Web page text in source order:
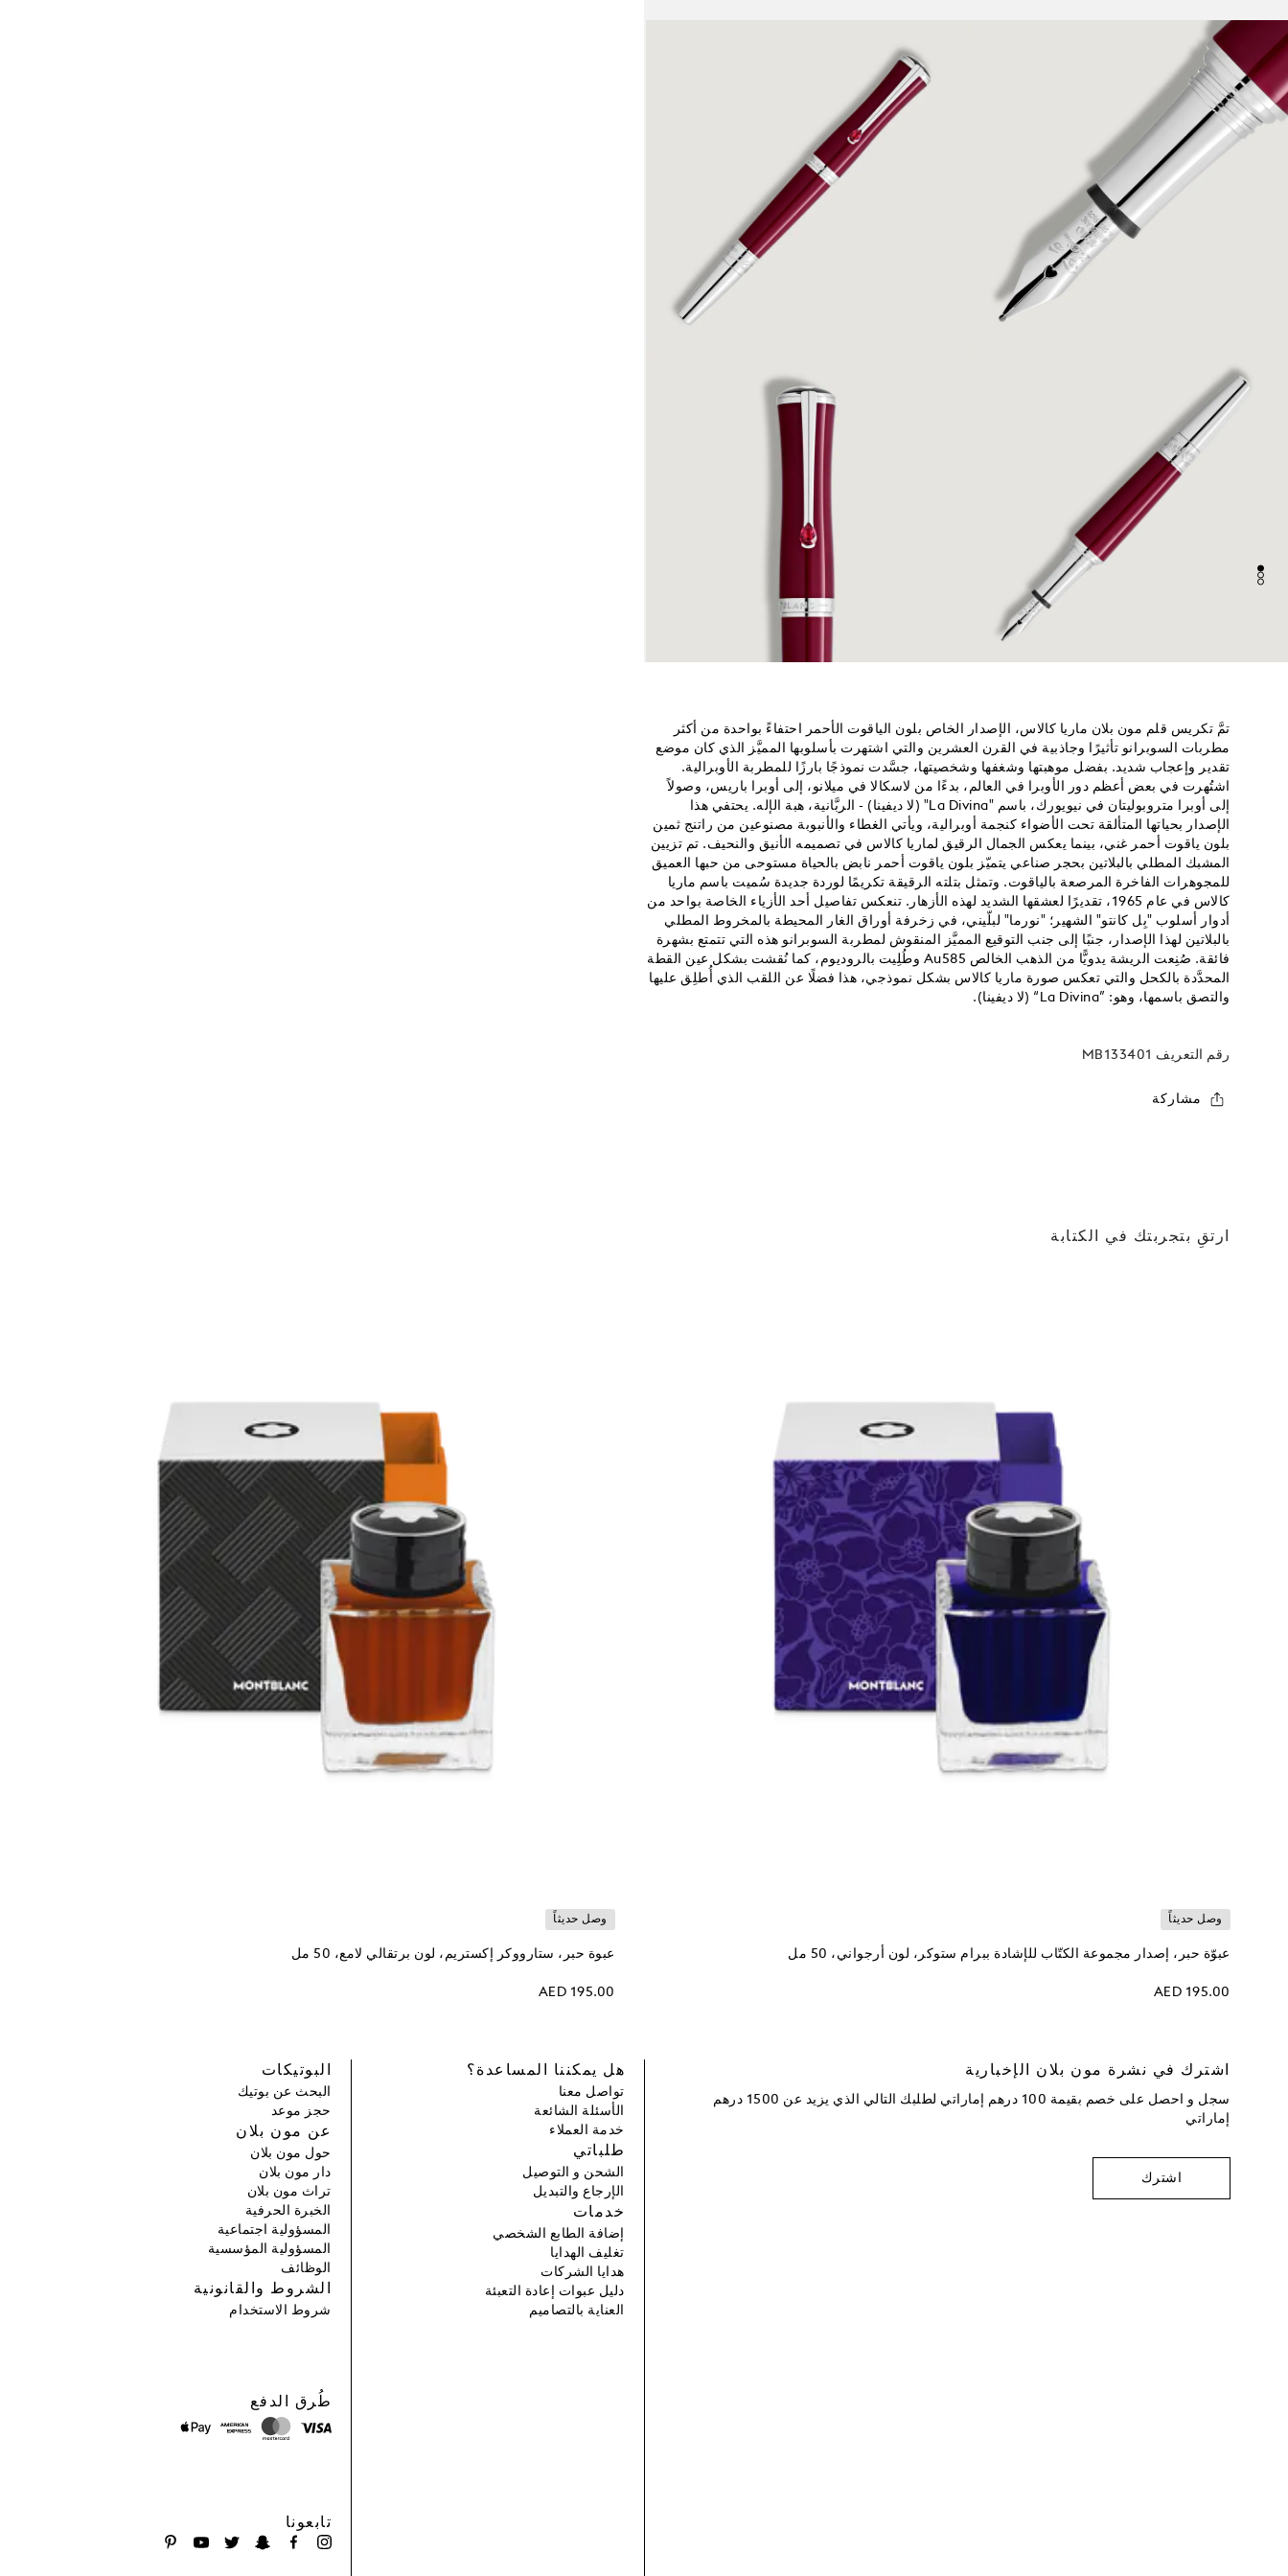
تمَّ تكريس قلم مون بلان ماريا كالاس، الإصدار الخاص بلون الياقوت الأحمر احتفاءً بواحدة من أكثر
مطربات السوبرانو تأثيرًا وجاذبية في القرن العشرين والتي اشتهرت بأسلوبها المميَّز الذي كان موضع
تقدير وإعجاب شديد. بفضل موهبتها وشغفها وشخصيتها، جسَّدت نموذجًا بارزًا للمطربة الأوبرالية.
اشتُهرت في بعض أعظم دور الأوبرا في العالم، بدءًا من لاسكالا في ميلانو، إلى أوبرا باريس، وصولاً
إلى أوبرا متروبوليتان في نيويورك، باسم "La Divina" (لا ديفينا) - الربَّانية، هبة الإله. يحتفي هذا
الإصدار بحياتها المتألقة تحت الأضواء كنجمة أوبرالية، ويأتي الغطاء والأنبوبة مصنوعين من راتنج ثمين
بلون ياقوت أحمر غني، بينما يعكس الجمال الرقيق لماريا كالاس في تصميمه الأنيق والنحيف. تم تزيين
المشبك المطلي بالبلاتين بحجر صناعي يتميّز بلون ياقوت أحمر نابض بالحياة مستوحى من حبها العميق
للمجوهرات الفاخرة المرصعة بالياقوت. وتمثل بتلته الرقيقة تكريمًا لوردة جديدة سُميت باسم ماريا
كالاس في عام 1965، تقديرًا لعشقها الشديد لهذه الأزهار. تنعكس تفاصيل أحد الأزياء الخاصة بواحد من
أدوار أسلوب "بِل كانتو" الشهير؛ "نورما" لبلّيني، في زخرفة أوراق الغار المحيطة بالمخروط المطلي
بالبلاتين لهذا الإصدار، جنبًا إلى جنب التوقيع المميَّز المنقوش لمطربة السوبرانو هذه التي تتمتع بشهرة
فائقة. صُنِعت الريشة يدويًّا من الذهب الخالص Au585 وطُلِيت بالروديوم، كما نُقشت بشكل عين القطة
المحدَّدة بالكحل والتي تعكس صورة ماريا كالاس بشكل نموذجي، هذا فضلًا عن اللقب الذي أُطلِق عليها
والتصق باسمها، وهو: ”La Divina“ (لا ديفينا).
رقم التعريف MB133401
مشاركة
ارتقِ بتجربتك في الكتابة
وصل حديثاً
عبوة حبر، ستارووكر إكستريم، لون برتقالي لامع، 50 مل
AED 195.00
وصل حديثاً
عبوّة حبر، إصدار مجموعة الكتّاب للإشادة ببرام ستوكر، لون أرجواني، 50 مل
AED 195.00
اشترك في نشرة مون بلان الإخبارية
سجل و احصل على خصم بقيمة 100 درهم إماراتي لطلبك التالي الذي يزيد عن 1500 درهم
إماراتي
اشترك
طُرق الدفع
تابعونا
هل يمكننا المساعدة؟
تواصل معنا
الأسئلة الشائعة
خدمة العملاء
طلباتي
الشحن و التوصيل
الإرجاع والتبديل
خدمات
إضافة الطابع الشخصي
تغليف الهدايا
هدايا الشركات
دليل عبوات إعادة التعبئة
العناية بالتصاميم
البوتيكات
البحث عن بوتيك
حجز موعد
عن مون بلان
حول مون بلان
دار مون بلان
تراث مون بلان
الخبرة الحرفية
المسؤولية اجتماعية
المسؤولية المؤسسية
الوظائف
الشروط والقانونية
شروط الاستخدام